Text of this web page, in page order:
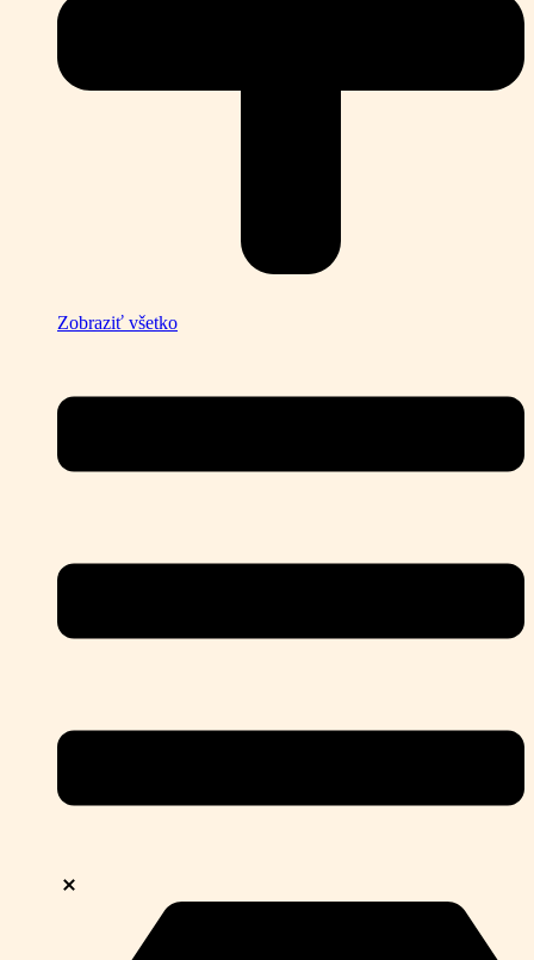
Zobraziť všetko